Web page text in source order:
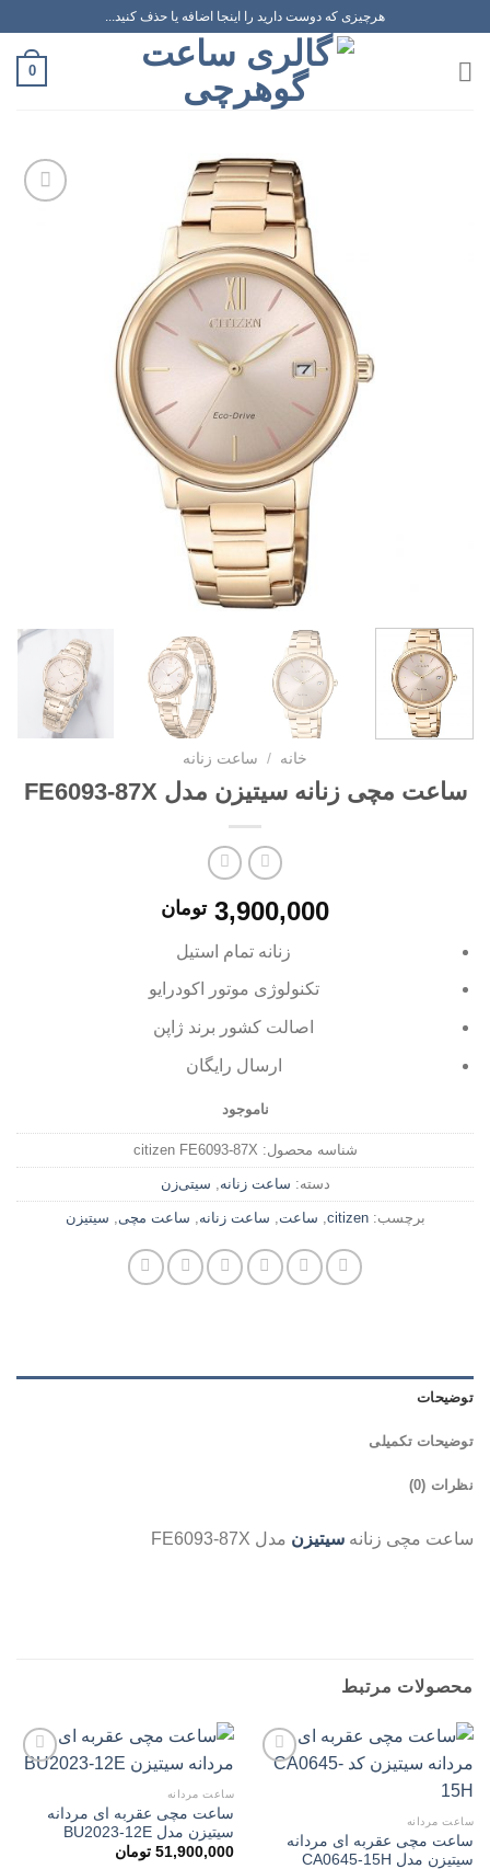
محتوا
هرچیزی که دوست دارید را اینجا اضافه یا حذف کنید...
0
خانه / ساعت زنانه
ساعت مچی زنانه سیتیزن مدل FE6093-87X
3,900,000 تومان
زنانه تمام استیل
تکنولوژی موتور اکودرایو
اصالت کشور برند ژاپن
ارسال رایگان
ناموجود
شناسه محصول: citizen FE6093-87X
دسته: ساعت زنانه, سیتی‌زن
برچسب:citizen
, ساعت, ساعت زنانه, ساعت مچی, سیتیزن
توضیحات
توضیحات تکمیلی
نظرات (0)
ساعت مچی زنانه سیتیزن مدل FE6093-87X
محصولات مرتبط
ساعت مردانه
ساعت مچی عقربه ای مردانه
سیتیزن مدل CA0645-15H
افزودن
ساعت مردانه
ساعت مچی عقربه ای مردانه
سیتیزن مدل BU2023-12E
51,900,000 تومان